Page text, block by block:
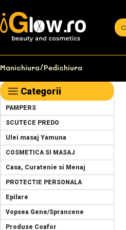
Manichiura/Pedichiura
Categorii
PAMPERS
SCUTECE PREDO
Ulei masaj Yamuna
COSMETICA SI MASAJ
Casa, Curatenie si Menaj
PROTECTIE PERSONALA
Epilare
Vopsea Gene/Sprancene
Produse Coafor